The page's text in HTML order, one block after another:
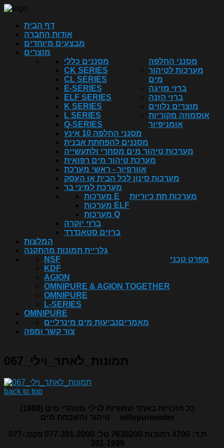
דף הבית
אודות החברה
מבצעים מיוחדים
מוצרים
מסנני החלפה
מסננים כללי
CK SERIES
CL SERIES
E-SERIES
ELF SERIES
K SERIES
L SERIES
Q-SERIES
מסנני החלפה 10 אינץ
מסננים להפחתת אבנית
מערכות לטיהור
מים
מערכות טיהור מים מסחרי ולתעשייה
מערכת טיהור מים רפואית
אוורפיור - ראשי מערכת
מערכות סינון לכל הבית או העסק
מערכת למיני בר
מערכות תת כיוריות
מערכות E
מערכות ELF
מערכות Q
ברזי מזיגה
ברזי יוקרה
ברזים סטאנדרד
ברזי הזנה
מוצרים נלווים
אוסמוזה מקוריות
אומניפיור
המלצות
גלריית תמונות מהתקנה
מפרט טכני
NSF
KDF
AGION
OMNIPURE & AGION TOGETHER
OMNIPURE
L-SERIES
OMNIPURE
מאמריםנביעות מים מינרליים
צור קשר ומפה
תמונות_לאתר_וילי_067
back to top
כל הזכויות באתר שמורות לוילי מטהרי מים (1988)
willypurewater
טיהור והשבחת מים
ת.ד: 4700 רחובות 7638200 טל: 077-301-2000 פקס:077-
301-1999